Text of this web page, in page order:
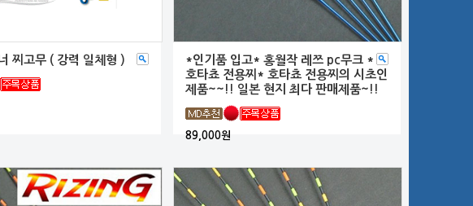
찌고무 ( 강력 일체형 )
*인기품 입고* 홍월작 레쯔 pc무크 *
호타쵸 전용찌* 호타쵸 전용찌의 시초인
제품~~!! 일본 현지 최다 판매제품~!!
89,000원